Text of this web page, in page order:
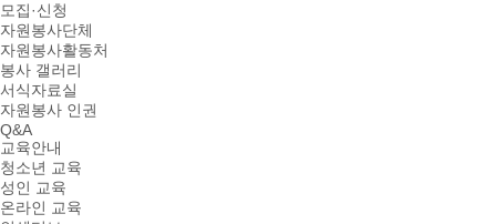
모집·신청
자원봉사단체
자원봉사활동처
봉사 갤러리
서식자료실
자원봉사 인권
Q&A
교육안내
청소년 교육
성인 교육
온라인 교육